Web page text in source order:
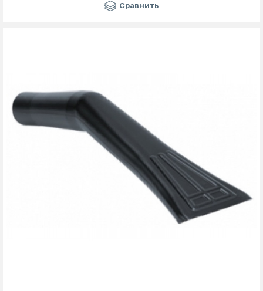
Сравнить